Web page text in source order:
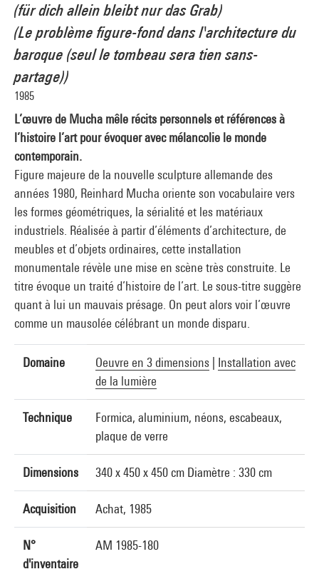
(für dich allein bleibt nur das Grab)
(Le problème figure-fond dans l'architecture du
baroque (seul le tombeau sera tien sans-
partage))
1985
L’œuvre de Mucha mêle récits personnels et références à
l’histoire l’art pour évoquer avec mélancolie le monde
contemporain.
Figure majeure de la nouvelle sculpture allemande des
années 1980, Reinhard Mucha oriente son vocabulaire vers
les formes géométriques, la sérialité et les matériaux
industriels. Réalisée à partir d’éléments d’architecture, de
meubles et d’objets ordinaires, cette installation
monumentale révèle une mise en scène très construite. Le
titre évoque un traité d’histoire de l’art. Le sous-titre suggère
quant à lui un mauvais présage. On peut alors voir l’œuvre
comme un mausolée célébrant un monde disparu.
Domaine Oeuvre en 3 dimensions
Installation avec
de la lumière
Technique
Formica, aluminium, néons, escabeaux,
plaque de verre
Dimensions 340 x 450 x 450 cm Diamètre : 330 cm
Acquisition Achat, 1985
N°
d'inventaire
AM 1985-180